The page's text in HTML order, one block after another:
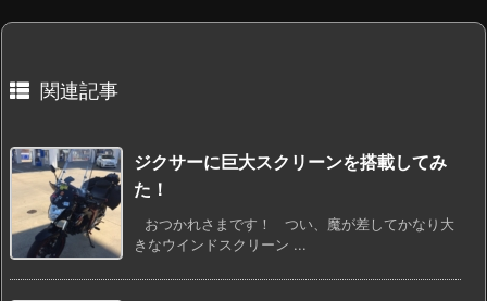
関連記事
ジクサーに巨大スクリーンを搭載してみ
た！
おつかれさまです！ つい、魔が差してかなり大
きなウインドスクリーン ...